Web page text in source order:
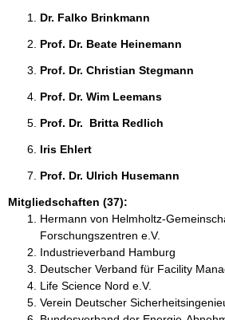
Dr. Falko Brinkmann
Prof. Dr. Beate Heinemann
Prof. Dr. Christian Stegmann
Prof. Dr. Wim Leemans
Prof. Dr.  Britta Redlich
Iris Ehlert
Prof. Dr. Ulrich Husemann
Mitgliedschaften (37):
Hermann von Helmholtz-
Forschungszentren e.V.
Industrieverband Hamburg
Deutscher Verband für Facility
Life Science Nord e.V.
Verein Deutscher